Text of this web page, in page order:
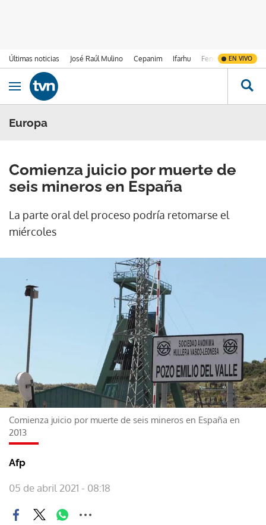
Últimas noticias José Raúl Mulino Cepanim Ifarhu Fenómeno de El
EN VIVO
Ir al contenido
Obrir navegació
Europa
Comienza juicio por muerte de
seis mineros en España
La parte oral del proceso podría retomarse el
miércoles
Comienza juicio por muerte de seis mineros en España en
2013
Afp
05 de abril 2021 - 08:18